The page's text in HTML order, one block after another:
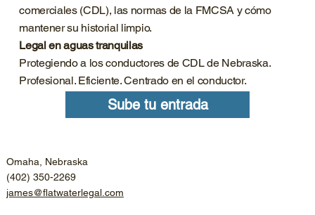
comerciales (CDL), las normas de la FMCSA y cómo
mantener su historial limpio.
Legal en aguas tranquilas
Protegiendo a los conductores de CDL de Nebraska.
Profesional. Eficiente. Centrado en el conductor.
Sube tu entrada
Omaha, Nebraska
(402) 350-2269
james@flatwaterlegal.com